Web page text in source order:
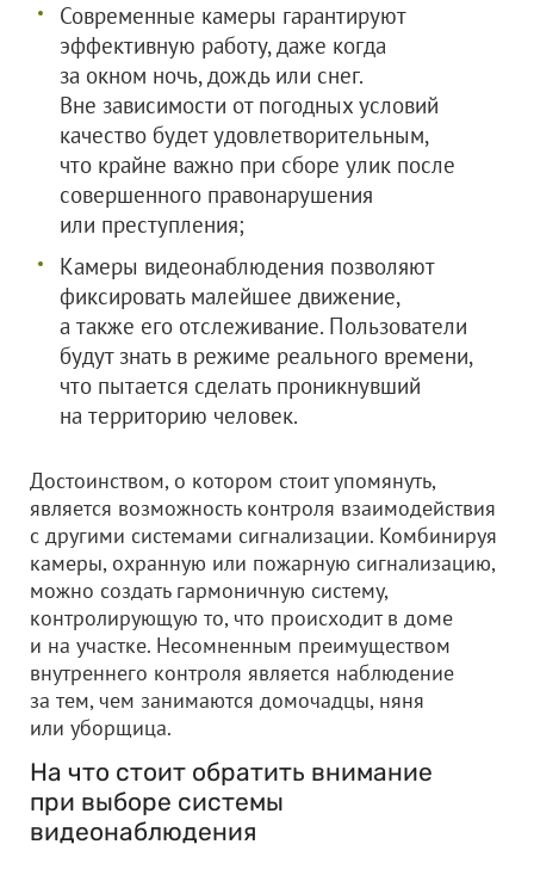
Современные камеры гарантируют
эффективную работу, даже когда
за окном ночь, дождь или снег.
Вне зависимости от погодных условий
качество будет удовлетворительным,
что крайне важно при сборе улик после
совершенного правонарушения
или преступления;
Камеры видеонаблюдения позволяют
фиксировать малейшее движение,
а также его отслеживание. Пользователи
будут знать в режиме реального времени,
что пытается сделать проникнувший
на территорию человек.
Достоинством, о котором стоит упомянуть,
является возможность контроля взаимодействия
с другими системами сигнализации. Комбинируя
камеры, охранную или пожарную сигнализацию,
можно создать гармоничную систему,
контролирующую то, что происходит в доме
и на участке. Несомненным преимуществом
внутреннего контроля является наблюдение
за тем, чем занимаются домочадцы, няня
или уборщица.
На что стоит обратить внимание
при выборе системы
видеонаблюдения